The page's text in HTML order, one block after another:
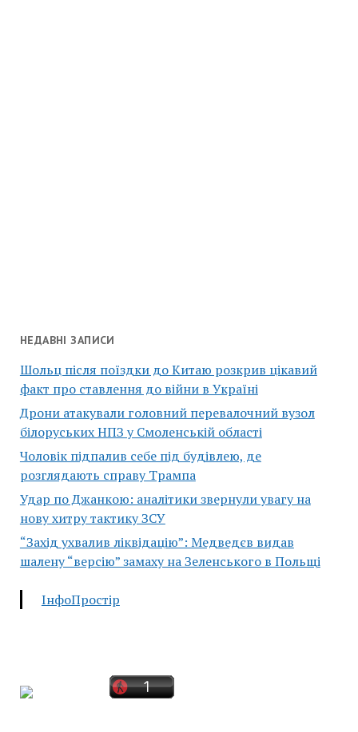
НЕДАВНІ ЗАПИСИ
Шольц після поїздки до Китаю розкрив цікавий
факт про ставлення до війни в Україні
Дрони атакували головний перевалочний вузол
білоруських НПЗ у Смоленській області
Чоловік підпалив себе під будівлею, де
розглядають справу Трампа
Удар по Джанкою: аналітики звернули увагу на
нову хитру тактику ЗСУ
“Захід ухвалив ліквідацію”: Медведєв видав
шалену “версію” замаху на Зеленського в Польщі
ІнфоПростір